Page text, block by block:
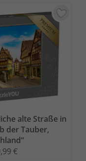
alte Straße in
der Tauber,
€